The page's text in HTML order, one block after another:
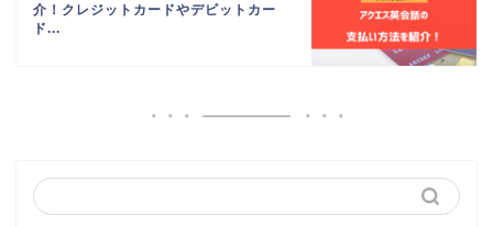
介！クレジットカードやデビットカー
ド...